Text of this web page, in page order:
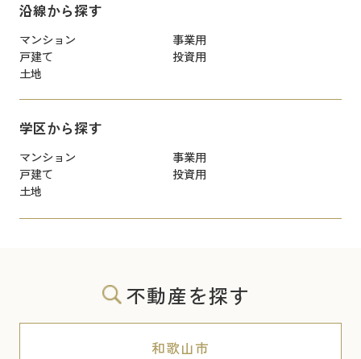
沿線から探す
マンション
事業用
戸建て
投資用
土地
学区から探す
マンション
事業用
戸建て
投資用
土地
不動産を探す
和歌山市